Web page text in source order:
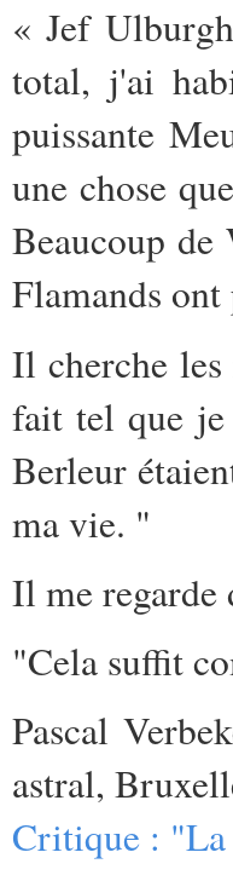
« Jef
total, j'ai
puissante
une chose
Beaucoup de
Flamands
Il cherche
fait tel que je
Berleur
ma vie. "
Il me regarde
"Cela suffit
Pascal
astral,
Critique : "La